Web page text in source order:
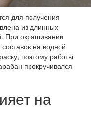
для получения
из длинных
При окрашивании
на водной
поэтому работы
прокручивался
на